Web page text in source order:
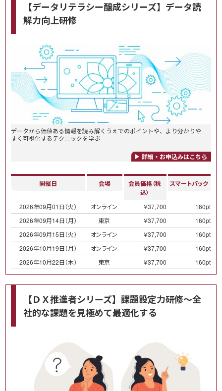
【データリテラシー醸成シリーズ】データ読
解力向上研修
データから価値ある情報を読み解くうえでのポイントや、より分かりや
すく可視化するテクニックを学ぶ
詳細・お申込みはこちら
開催日 会場
会員価格（税
込）
スマートパック
2026年09月01日（火） オンライン ￥37,700
160pt
2026年09月14日（月）
東京 ￥37,700
160pt
2026年09月15日（火）
オンライン ￥37,700
160pt
2026年10月19日（月）
オンライン ￥37,700
160pt
2026年10月22日（木）
東京 ￥37,700 160pt
【ＤＸ推進者シリーズ】課題設定力研修～全
社的な課題を見極めて最適化する